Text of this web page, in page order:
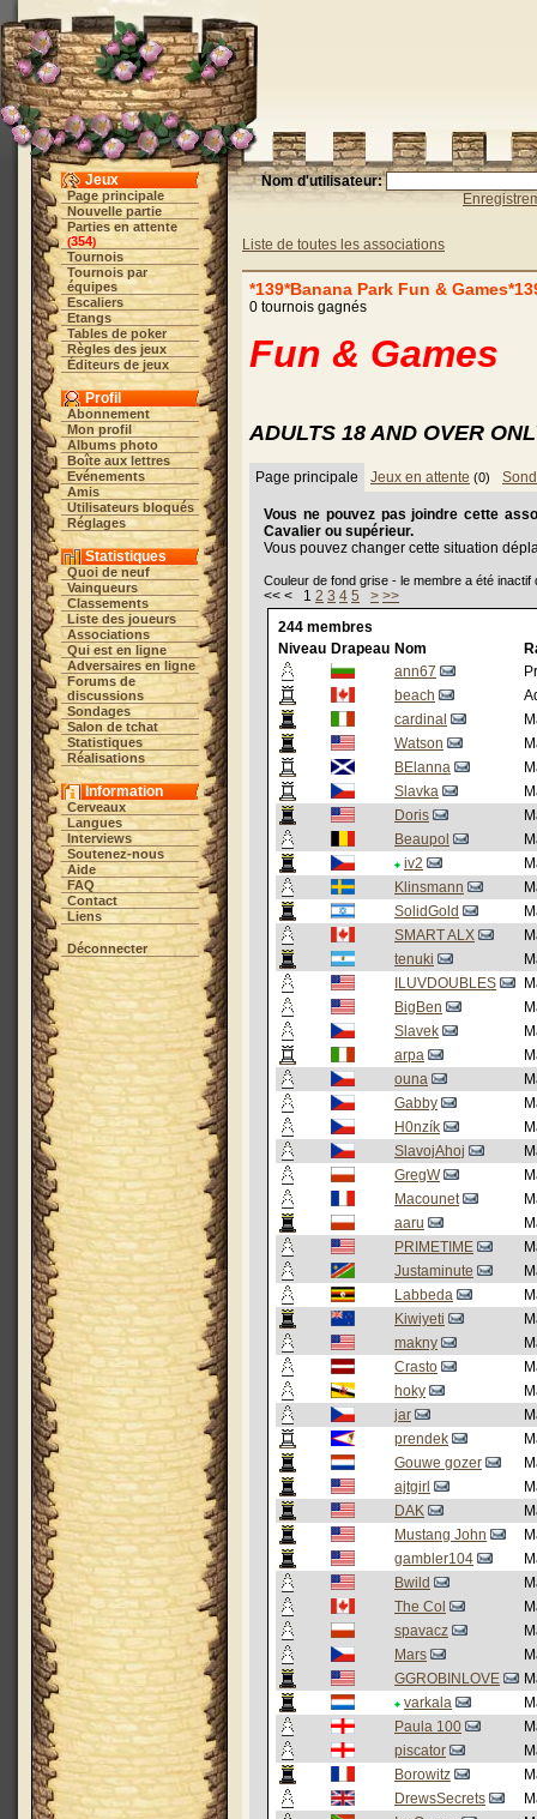
Jeux
Page principale
Nouvelle partie
Parties en attente
(354)
Tournois
Tournois par
équipes
Escaliers
Etangs
Tables de poker
Règles des jeux
Éditeurs de jeux
Profil
Abonnement
Mon profil
Albums photo
Boîte aux lettres
Evénements
Amis
Utilisateurs bloqués
Réglages
Statistiques
Quoi de neuf
Vainqueurs
Classements
Liste des joueurs
Associations
Qui est en ligne
Adversaires en ligne
Forums de
discussions
Sondages
Salon de tchat
Statistiques
Réalisations
Information
Cerveaux
Langues
Interviews
Soutenez-nous
Aide
FAQ
Contact
Liens
Déconnecter
Nom d'utilisateur:
Liste de toutes les associations
*139*Banana Park Fun &
0 tournois gagnés
Fun & Games
ADULTS 18 AND OVER
Page principale Jeux en attente (0)
Vous ne pouvez pas joindre cette
Cavalier ou supérieur.
Vous pouvez changer cette situation
Couleur de fond grise - le membre a été
<< < 1 2 3 4 5 > >>
244 membres
Niveau Drapeau Nom
ann67
beach
cardinal
Watson
BElanna
Slavka
Doris
Beaupol
iv2
Klinsmann
SolidGold
SMART ALX
tenuki
ILUVDOUBLES
BigBen
Slavek
arpa
ouna
Gabby
H0nzík
SlavojAhoj
GregW
Macounet
aaru
PRIMETIME
Justaminute
Labbeda
Kiwiyeti
makny
Crasto
hoky
jar
prendek
Gouwe gozer
ajtgirl
DAK
Mustang John
gambler104
Bwild
The Col
spavacz
Mars
GGROBINLOVE
varkala
Paula 100
piscator
Borowitz
DrewsSecrets